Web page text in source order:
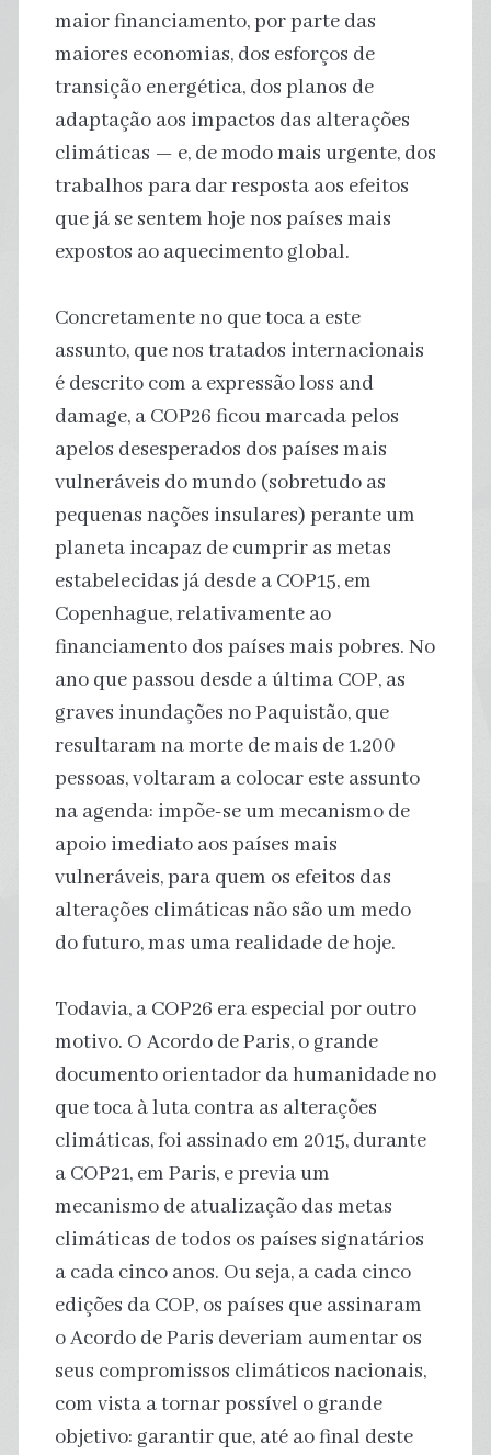
maior financiamento, por parte das
maiores economias, dos esforços de
transição energética, dos planos de
adaptação aos impactos das alterações
climáticas — e, de modo mais urgente, dos
trabalhos para dar resposta aos efeitos
que já se sentem hoje nos países mais
expostos ao aquecimento global.
Concretamente no que toca a este
assunto, que nos tratados internacionais
é descrito com a expressão loss and
damage, a COP26 ficou marcada pelos
apelos desesperados dos países mais
vulneráveis do mundo (sobretudo as
pequenas nações insulares) perante um
planeta incapaz de cumprir as metas
estabelecidas já desde a COP15, em
Copenhague, relativamente ao
financiamento dos países mais pobres. No
ano que passou desde a última COP, as
graves inundações no Paquistão, que
resultaram na morte de mais de 1.200
pessoas, voltaram a colocar este assunto
na agenda: impõe-se um mecanismo de
apoio imediato aos países mais
vulneráveis, para quem os efeitos das
alterações climáticas não são um medo
do futuro, mas uma realidade de hoje.
Todavia, a COP26 era especial por outro
motivo. O Acordo de Paris, o grande
documento orientador da humanidade no
que toca à luta contra as alterações
climáticas, foi assinado em 2015, durante
a COP21, em Paris, e previa um
mecanismo de atualização das metas
climáticas de todos os países signatários
a cada cinco anos. Ou seja, a cada cinco
edições da COP, os países que assinaram
o Acordo de Paris deveriam aumentar os
seus compromissos climáticos nacionais,
com vista a tornar possível o grande
objetivo: garantir que, até ao final deste